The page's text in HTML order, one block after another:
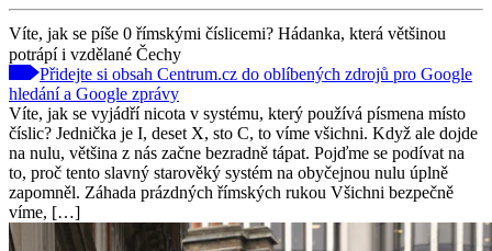
Víte, jak se píše 0 římskými číslicemi? Hádanka, která většinou
potrápí i vzdělané Čechy
Přidejte si obsah Centrum.cz do oblíbených zdrojů pro Google
hledání a Google zprávy
Víte, jak se vyjádří nicota v systému, který používá písmena místo
číslic? Jednička je I, deset X, sto C, to víme všichni. Když ale dojde
na nulu, většina z nás začne bezradně tápat. Pojďme se podívat na
to, proč tento slavný starověký systém na obyčejnou nulu úplně
zapomněl. Záhada prázdných římských rukou Všichni bezpečně
víme, […]